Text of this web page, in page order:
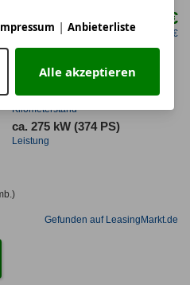
ab mtl. 593,87 €
netto mtl. 498,32 €
Jahrliche Fahrleistung
24.700 km
Kilometerstand
ca. 275 kW (374 PS)
Leistung
Gefunden auf LeasingMarkt.de
| Anbieterliste
Alle akzeptieren